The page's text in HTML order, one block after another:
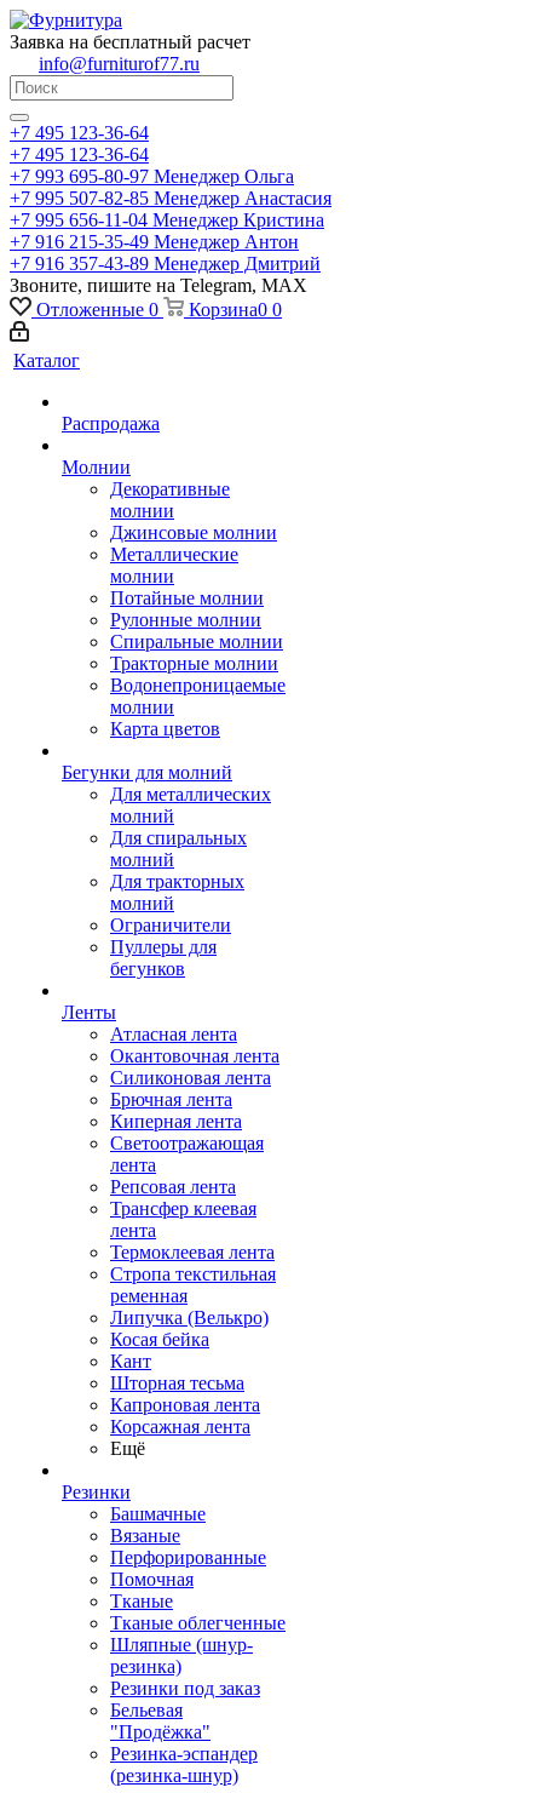
Заявка на бесплатный расчет
info@furniturof77.ru
+7 495 123-36-64
+7 495 123-36-64
+7 993 695-80-97 Менеджер Ольга
+7 995 507-82-85 Менеджер Анастасия
+7 995 656-11-04 Менеджер Кристина
+7 916 215-35-49 Менеджер Антон
+7 916 357-43-89 Менеджер Дмитрий
Звоните, пишите на Telegram, MAX
Отложенные 0 Корзина0 0
Каталог
Распродажа
Молнии
Декоративные
молнии
Джинсовые молнии
Металлические
молнии
Потайные молнии
Рулонные молнии
Спиральные молнии
Тракторные молнии
Водонепроницаемые
молнии
Карта цветов
Бегунки для молний
Для металлических
молний
Для спиральных
молний
Для тракторных
молний
Ограничители
Пуллеры для
бегунков
Ленты
Атласная лента
Окантовочная лента
Силиконовая лента
Брючная лента
Киперная лента
Светоотражающая
лента
Репсовая лента
Трансфер клеевая
лента
Термоклеевая лента
Стропа текстильная
ременная
Липучка (Велькро)
Косая бейка
Кант
Шторная тесьма
Капроновая лента
Корсажная лента
Ещё
Резинки
Башмачные
Вязаные
Перфорированные
Помочная
Тканые
Тканые облегченные
Шляпные (шнур-
резинка)
Резинки под заказ
Бельевая
"Продёжка"
Резинка-эспандер
(резинка-шнур)